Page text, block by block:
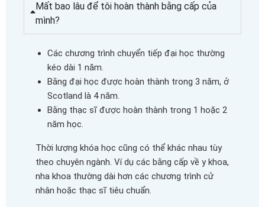
Mất bao lâu để tôi hoàn thành bằng cấp của
mình?
Các chương trình chuyển tiếp đại học thường
kéo dài 1 năm.
Bằng đại học được hoàn thành trong 3 năm, ở
Scotland là 4 năm.
Bằng thạc sĩ được hoàn thành trong 1 hoặc 2
năm học.
Thời lượng khóa học cũng có thể khác nhau tùy
theo chuyên ngành. Ví dụ các bằng cấp về y khoa,
nha khoa thường dài hơn các chương trình cử
nhân hoặc thạc sĩ tiêu chuẩn.